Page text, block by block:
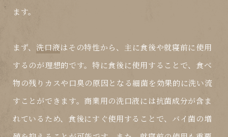
ます。
まず、洗口液はその特性から、主に食後や就寝前に使用
するのが理想的です。特に食後に使用することで、食べ
物の残りカスや口臭の原因となる細菌を効果的に洗い流
すことができます。商業用の洗口液には抗菌成分が含ま
れているため、食後にすぐ使用することで、バイ菌の増